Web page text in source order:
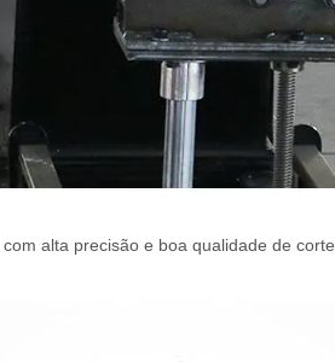
alta precisão e boa qualidade de corte.